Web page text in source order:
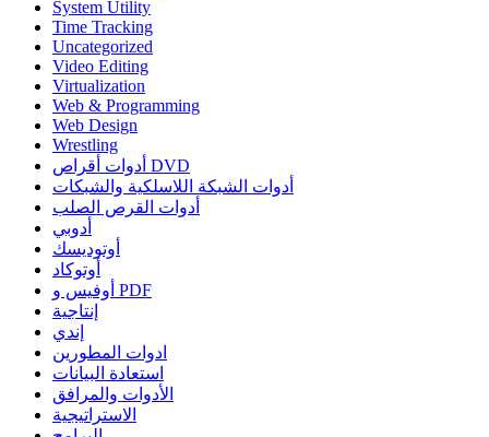
System Utility
Time Tracking
Uncategorized
Video Editing
Virtualization
Web & Programming
Web Design
Wrestling
أدوات أقراص DVD
أدوات الشبكة اللاسلكية والشبكات
أدوات القرص الصلب
أدوبي
أوتوديسك
أوتوكاد
أوفيس و PDF
إنتاجية
إندي
ادوات المطورين
استعادة البيانات
الأدوات والمرافق
الاستراتيجية